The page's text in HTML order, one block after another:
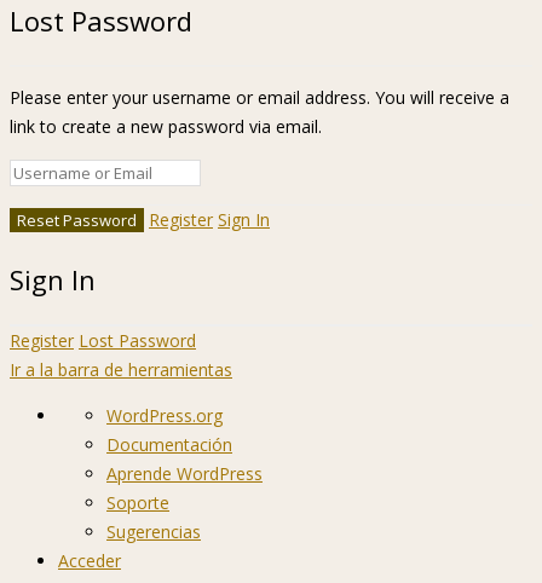
Lost Password
Please enter your username or email address. You will receive a
link to create a new password via email.
Register Sign In
Sign In
Register Lost Password
Ir a la barra de herramientas
Acerca
WordPress
WordPress.org
Documentación
Aprende WordPress
Soporte
Sugerencias
Acceder